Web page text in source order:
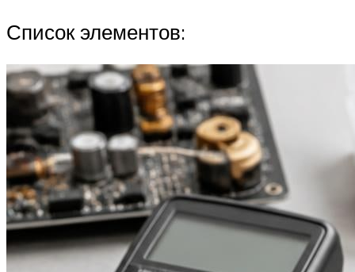
Список элементов: